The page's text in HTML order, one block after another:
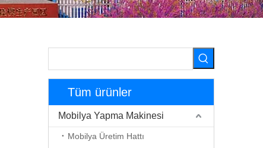
Tüm ürünler
Mobilya Yapma Makinesi
Mobilya Üretim Hattı